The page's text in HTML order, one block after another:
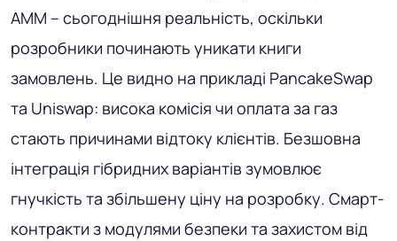
AMM – сьогоднішня реальність, оскільки
розробники починають уникати книги
замовлень. Це видно на прикладі PancakeSwap
та Uniswap: висока комісія чи оплата за газ
стають причинами відтоку клієнтів. Безшовна
інтеграція гібридних варіантів зумовлює
гнучкість та збільшену ціну на розробку. Смарт-
контракти з модулями безпеки та захистом від